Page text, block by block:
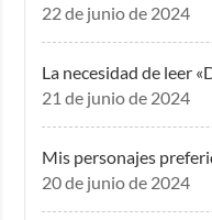
22 de junio de 2024
La necesidad de leer
21 de junio de 2024
Mis personajes
20 de junio de 2024